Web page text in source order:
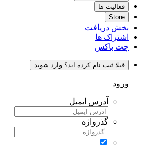
فعالیت ها
Store
بخش دریافت
اشتراک ها
چت باکس
قبلا ثبت نام کرده اید؟ وارد شوید
ورود
آدرس ایمیل
گذرواژه